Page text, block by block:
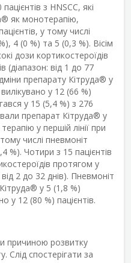
з HNSCC, які
® як монотерапію,
у тому числі
4 (0 %) та 5 (0,3 %). Вісім
дози кортикостероїдів
(діапазон: від 1 до 77
препарату Кітруда® у
у 12 (66 %)
у 15 (5,4 %) з 276
препарат Кітруда® у
у першій лінії при
числі пневмоніт
%). Чотири з 15 пацієнтів
протягом у
2 до 32 днів). Пневмоніт
® у 5 (1,8 %)
у 12 (80 %) пацієнтів.
причиною розвитку
Слід спостерігати за